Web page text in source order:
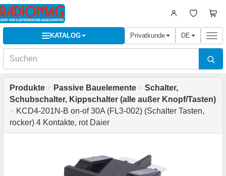
KATALOG Privatkunde DE
Produkte > Passive Bauelemente > Schalter,
Schubschalter, Kippschalter (alle außer Knopf/Tasten)
> KCD4-201N-B on-of 30A (FL3-002) (Schalter Tasten,
rocker) 4 Kontakte, rot Daier